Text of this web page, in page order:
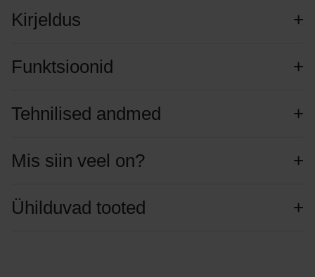
Kirjeldus
Funktsioonid
Tehnilised andmed
Mis siin veel on?
Ühilduvad tooted